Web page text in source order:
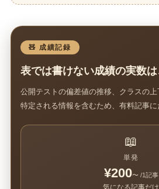
🧸 成績記録
表では書けない成績の実数は
公開テストの偏差値の推移、クラスの
特定される情報を含むため、有料記事に
📖
単発
¥200〜 /1記事
気になる記事だけ